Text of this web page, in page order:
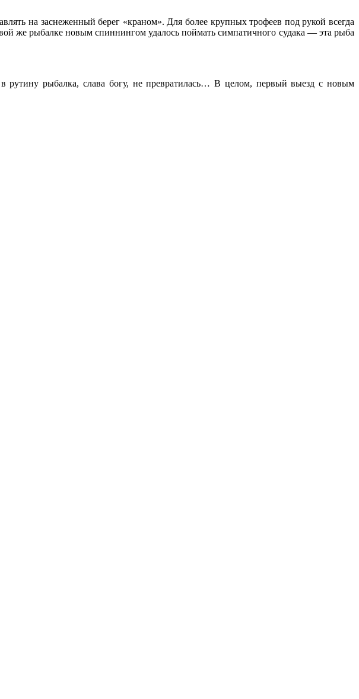
на заснеженный берег «краном». Для более крупных трофеев под рукой всегда
же рыбалке новым спиннингом удалось поймать симпатичного судака — эта рыба
рутину рыбалка, слава богу, не превратилась… В целом, первый выезд с новым